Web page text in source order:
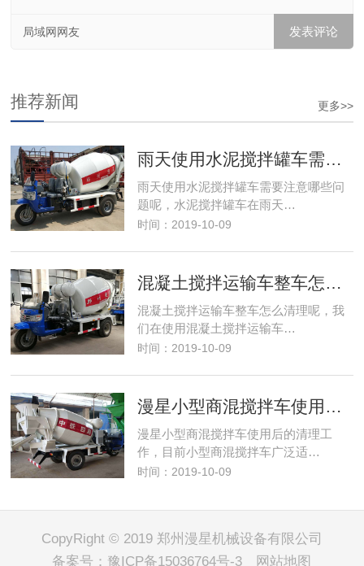
局域网网友
更多>>
推荐新闻
雨天使用水泥搅拌罐车需要注意哪些问题呢
雨天使用水泥搅拌罐车需要注意哪些问
题呢，水泥搅拌罐车在雨天…
时间：2019-10-09
混凝土搅拌运输车整车怎么清理呢
混凝土搅拌运输车整车怎么清理呢，我
们在使用混凝土搅拌运输车…
时间：2019-10-09
漫星小型商混搅拌车使用后的清理工作
漫星小型商混搅拌车使用后的清理工
作，目前小型商混搅拌车广泛适…
时间：2019-10-09
CopyRight © 2019 郑州漫星机械设备有限公司
备案号： 豫ICP备15036764号-3 网站地图